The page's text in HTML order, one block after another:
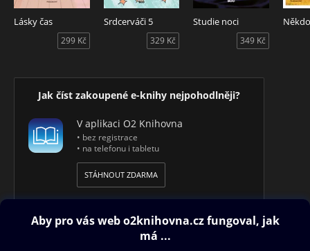
Lásky čas
299 Kč
Srdcerváči 5
329 Kč
Studie noci
349 Kč
Jak číst zakoupené e-knihy nejpohodlněji?
V aplikaci O2 Knihovna
• bez registrace
• na telefonu i tabletu
STÁHNOUT ZDARMA